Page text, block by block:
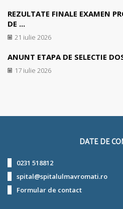
REZULTATE FINALE EXAMEN
DE ...
21 iulie 2026
ANUNT ETAPA DE SELECTIE
17 iulie 2026
DATE DE
0231 518812
spital@spitalulmavromati.ro
Formular de contact